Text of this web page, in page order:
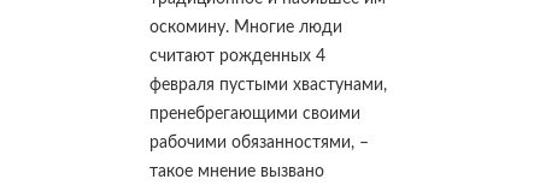
оскомину. Многие люди
считают рожденных 4
февраля пустыми хвастунами,
пренебрегающими своими
рабочими обязанностями, –
такое мнение вызвано